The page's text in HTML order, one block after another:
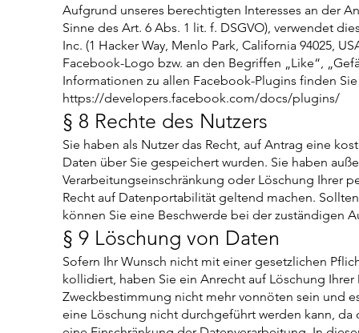
Aufgrund unseres berechtigten Interesses an der
Sinne des Art. 6 Abs. 1 lit. f. DSGVO), verwendet
Inc. (1 Hacker Way, Menlo Park, California 94025,
Facebook-Logo bzw. an den Begriffen „Like“,
Informationen zu allen Facebook-Plugins finden
https://developers.facebook.com/docs/plugins/
§ 8 Rechte des Nutzers
Sie haben als Nutzer das Recht, auf Antrag eine
Daten über Sie gespeichert wurden. Sie haben
Verarbeitungseinschränkung oder Löschung Ihrer
Recht auf Datenportabilität geltend machen.
können Sie eine Beschwerde bei der zuständigen
§ 9 Löschung von Daten
Sofern Ihr Wunsch nicht mit einer gesetzlichen
kollidiert, haben Sie ein Anrecht auf Löschung
Zweckbestimmung nicht mehr vonnöten sein und
eine Löschung nicht durchgeführt werden kann,